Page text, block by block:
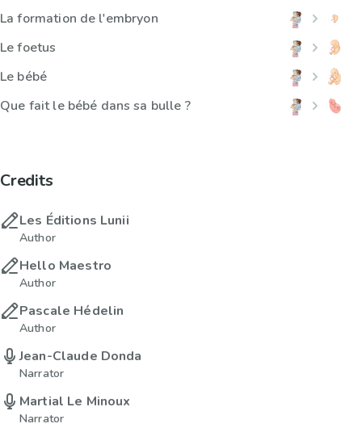
La formation de l'embryon
Le foetus
Le bébé
Que fait le bébé dans sa bulle ?
Credits
Les Éditions Lunii
Author
Hello Maestro
Author
Pascale Hédelin
Author
Jean-Claude Donda
Narrator
Martial Le Minoux
Narrator